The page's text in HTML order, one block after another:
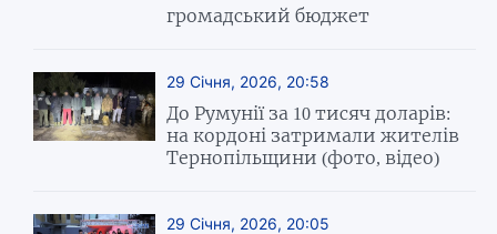
громадський бюджет
29 Січня, 2026, 20:58
До Румунії за 10 тисяч доларів:
на кордоні затримали жителів
Тернопільщини (фото, відео)
29 Січня, 2026, 20:05